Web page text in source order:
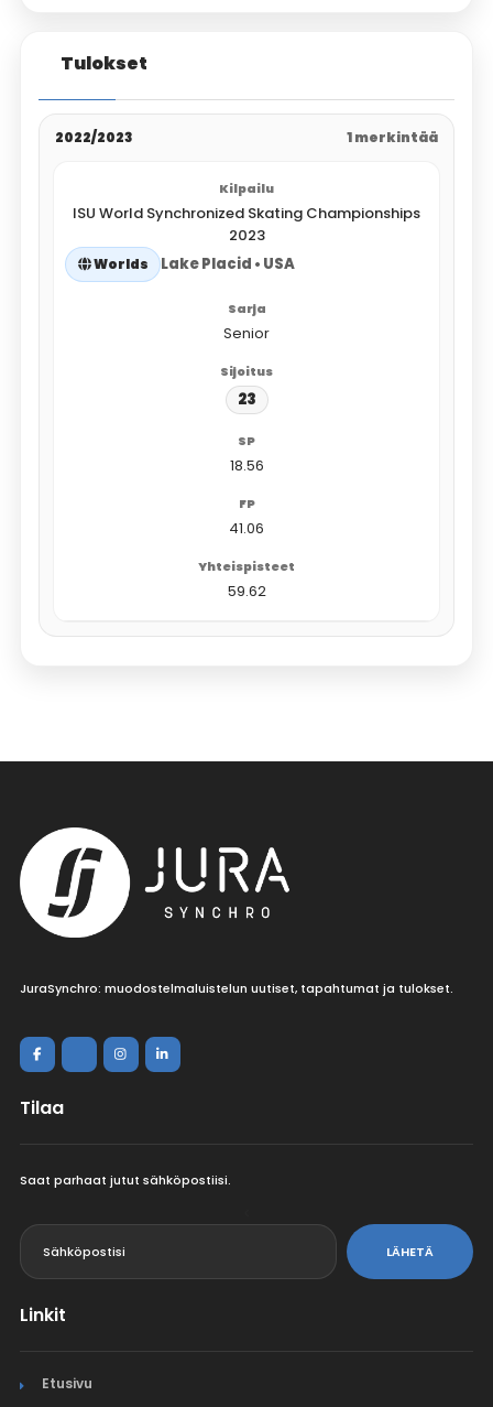
Tulokset
2022/2023 1 merkintää
ISU World Synchronized Skating Championships
2023
Worlds Lake Placid • USA
Senior
23
18.56
41.06
59.62
JuraSynchro: muodostelmaluistelun uutiset, tapahtumat ja tulokset.
Tilaa
Saat parhaat jutut sähköpostiisi.
LÄHETÄ
Linkit
Etusivu